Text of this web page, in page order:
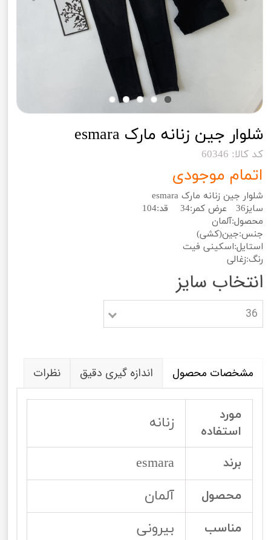
شلوار جین زنانه مارک esmara
کد کالا: 60346
اتمام موجودی
شلوار جین زنانه مارک esmara
سایز36 عرض کمر:34 قد:104
محصول:آلمان
جنس:جین(کشی)
استایل:اسکینی فیت
رنگ:زغالی
انتخاب سایز
36
مشخصات محصول اندازه گیری دقیق نظرات
مورد
استفاده
زنانه
برند esmara
محصول آلمان
مناسب بیرونی